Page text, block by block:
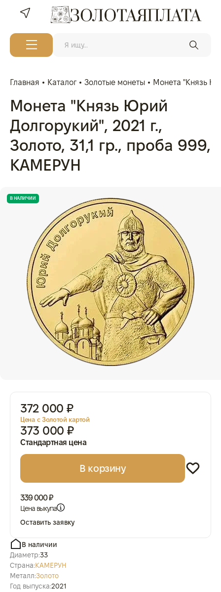
Главная Каталог Золотые монеты Монета "Князь
Монета "Князь Юрий
Долгорукий", 2021 г.,
Золото, 31,1 гр., проба 999,
КАМЕРУН
В НАЛИЧИИ
372 000 ₽
Цена с Золотой картой
373 000 ₽
Стандартная цена
В корзину
339 000 ₽
Цена выкупа
Оставить заявку
В наличии
Диаметр:33
Страна:КАМЕРУН
Металл:Золото
Год выпуска:2021